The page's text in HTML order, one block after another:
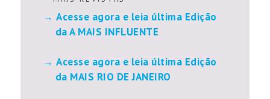
Acesse agora e leia última Edição
da A MAIS INFLUENTE
Acesse agora e leia última Edição
da MAIS RIO DE JANEIRO